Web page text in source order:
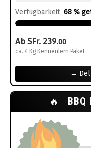
Verfügbarkeit 68 %
Ab SFr. 239.00
ca. 4 Kg Kennenlern Paket
→
🔥 BBQ